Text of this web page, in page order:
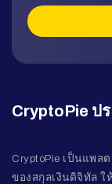
CryptoPie ปร
CryptoPie เป็นแพ
ของสกุลเงินดิจิทัล ใ